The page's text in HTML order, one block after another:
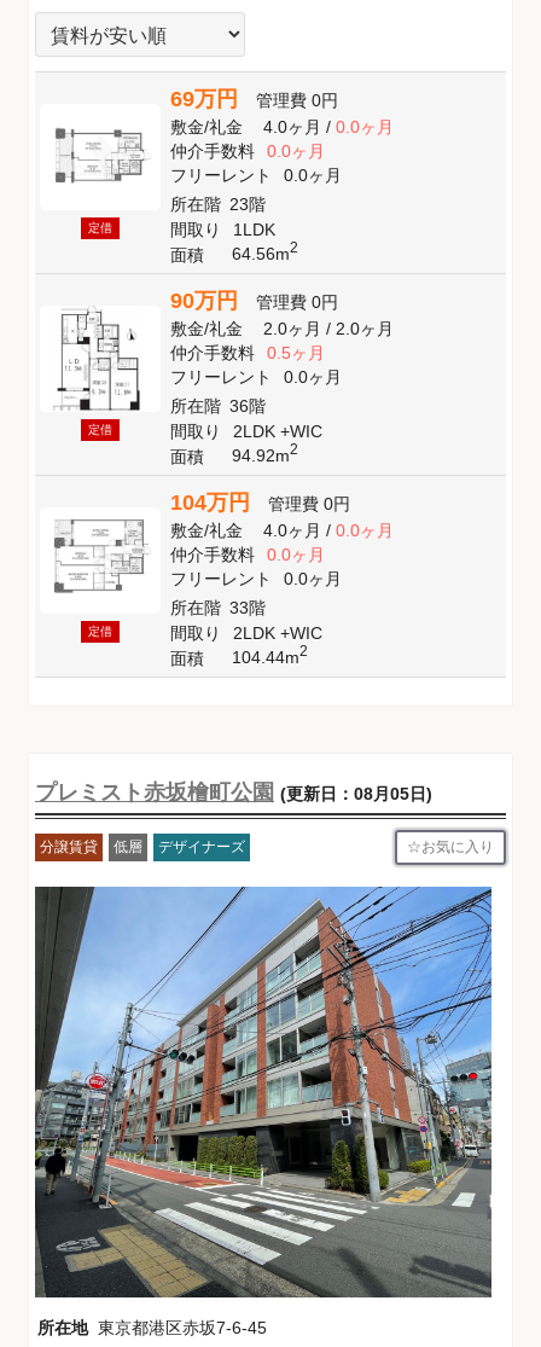
定借
69万円 管理費 0円
敷金/礼金 4.0ヶ月/ 0.0ヶ月
仲介手数料
0.0ヶ月
フリーレント
0.0ヶ月
所在階 23階
間取り
1LDK
面積
64.56m2
定借
90万円 管理費 0円
敷金/礼金 2.0ヶ月/ 2.0ヶ月
仲介手数料
0.5ヶ月
フリーレント
0.0ヶ月
所在階 36階
間取り
2LDK +WIC
面積
94.92m2
定借
104万円 管理費 0円
敷金/礼金 4.0ヶ月/ 0.0ヶ月
仲介手数料
0.0ヶ月
フリーレント
0.0ヶ月
所在階 33階
間取り
2LDK +WIC
面積
104.44m2
プレミスト赤坂檜町公園 (更新日：08月05日)
分譲賃貸 低層 デザイナーズ お気に入り
所在地 東京都港区赤坂7-6-45